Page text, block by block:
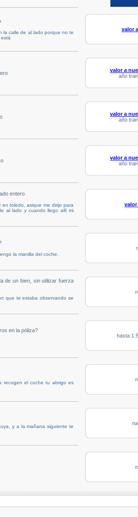
la calle de al lado porque no te
valor
valor a
año
valor a
año
valor a
año
entero
toledo, asique me dirijo para
al lado y cuando llego allí mi
valor
la manilla del coche.
de un bien, sin utilizar fuerza
que te estaba observando se
en la póliza?
hasta
recogen el coche tu abrigo es
y a la mañana siguiente te